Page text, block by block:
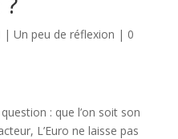
| Un peu de réflexion | 0
: que l’on soit son
L’Euro ne laisse pas